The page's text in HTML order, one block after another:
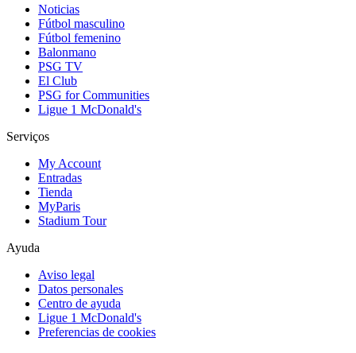
Noticias
Fútbol masculino
Fútbol femenino
Balonmano
PSG TV
El Club
PSG for Communities
Ligue 1 McDonald's
Serviços
My Account
Entradas
Tienda
MyParis
Stadium Tour
Ayuda
Aviso legal
Datos personales
Centro de ayuda
Ligue 1 McDonald's
Preferencias de cookies